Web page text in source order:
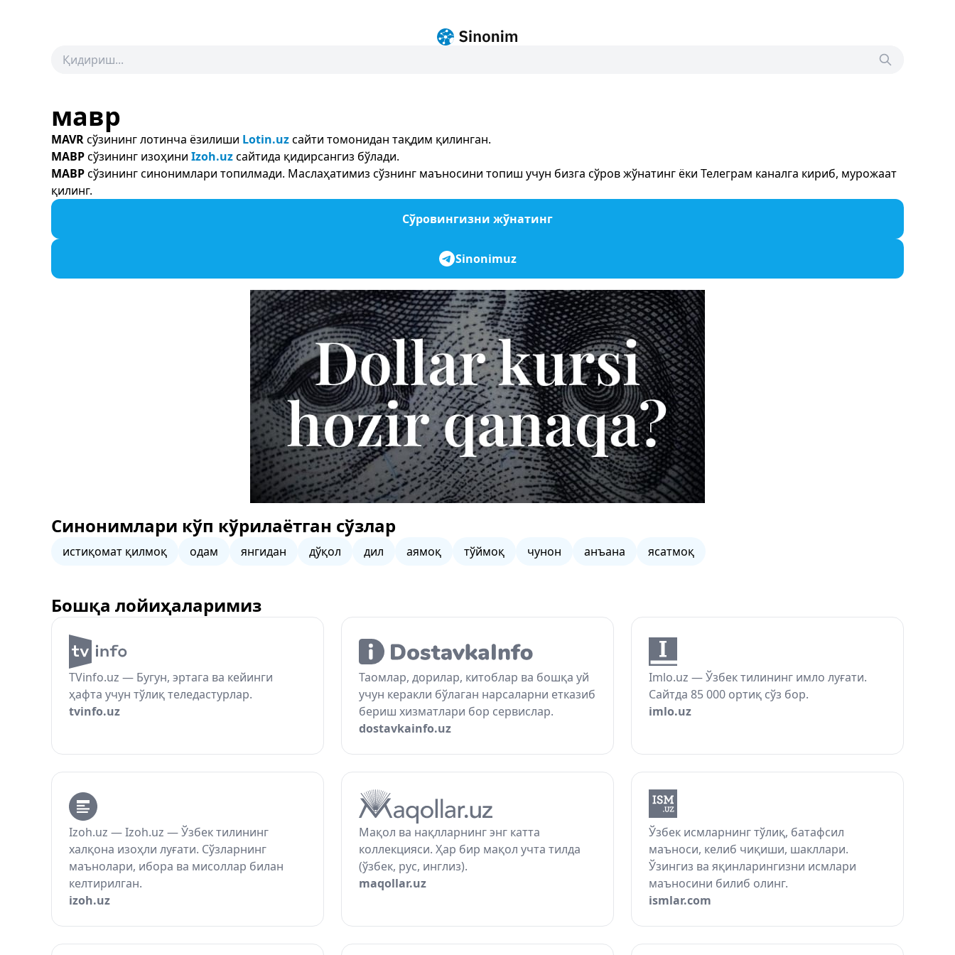
мавр
MAVRсўзининг лотинча ёзилиши Lotin.uzсайти томонидан тақдим қилинган.
МАВРсўзининг изоҳини Izoh.uzсайтида қидирсангиз бўлади.
МАВРсўзининг синонимлари топилмади. Маслаҳатимиз сўзнинг маъносини топиш учун бизга сўров жўнатинг ёки Телеграм каналга кириб, мурожаат
қилинг.
Сўровингизни жўнатинг
Sinonimuz
Синонимлари кўп кўрилаётган сўзлар
истиқомат қилмоқ одам янгидан дўқол дил аямоқ тўймоқ чунон анъана ясатмоқ
Бошқа лойиҳаларимиз
TVinfo.uz — Бугун, эртага ва кейинги
ҳафта учун тўлиқ теледастурлар.
tvinfo.uz
Таомлар, дорилар, китоблар ва бошқа уй
учун керакли бўлаган нарсаларни етказиб
бериш хизматлари бор сервислар.
dostavkainfo.uz
Imlo.uz — Ўзбек тилининг имло луғати.
Сайтда 85 000 ортиқ сўз бор.
imlo.uz
Izoh.uz — Izoh.uz — Ўзбек тилининг
халқона изоҳли луғати. Сўзларнинг
маънолари, ибора ва мисоллар билан
келтирилган.
izoh.uz
Мақол ва нақлларнинг энг катта
коллекцияси. Ҳар бир мақол учта тилда
(ўзбек, рус, инглиз).
maqollar.uz
Ўзбек исмларнинг тўлиқ, батафсил
маъноси, келиб чиқиши, шакллари.
Ўзингиз ва яқинларингизни исмлари
маъносини билиб олинг.
ismlar.com